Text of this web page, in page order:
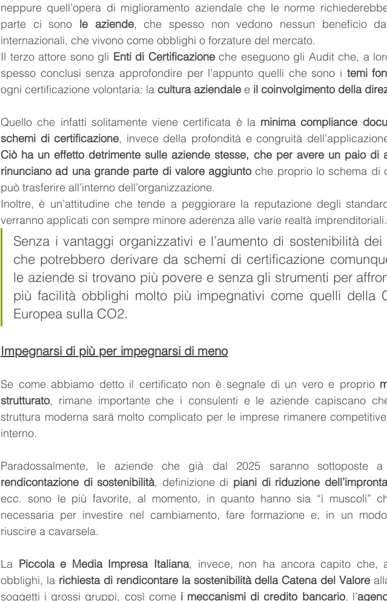
neppure quell’opera di miglioramento aziendale che le norme
parte ci sono le aziende, che spesso non vedono nessun beneficio
internazionali, che vivono come obblighi o forzature del mercato.
Il terzo attore sono gli Enti di Certificazione che eseguono gli Audit che, a
spesso conclusi senza approfondire per l’appunto quelli che sono i temi
ogni certificazione volontaria: la cultura aziendale e il coinvolgimento della
Quello che infatti solitamente viene certificata è la minima compliance
schemi di certificazione
Ciò ha un effetto detrimente sulle aziende stesse, che per avere un paio di
rinunciano ad una grande parte di valore aggiunto che proprio lo schema di
può trasferire all’interno dell’organizzazione.
Inoltre, è un’attitudine che tende a peggiorare la reputazione degli
verranno applicati con sempre minore aderenza alle varie realtà imprenditoriali.
Senza i vantaggi organizzativi e l’aumento di sostenibilità
che potrebbero derivare da schemi di certificazione
le aziende si trovano più povere e senza gli strumenti per
più facilità obblighi molto più impegnativi come quelli della
Europea sulla CO2.
Impegnarsi di più per impegnarsi di meno
Se come abbiamo detto il certificato non è segnale di un vero e proprio
strutturato, rimane importante che i consulenti e le aziende capiscano
struttura moderna sarà molto complicato per le imprese rimanere
interno.
rendicontazione di sostenibilità, definizione di piani di riduzione
ecc. sono le più favorite, al momento, in quanto hanno sia “i muscoli”
necessaria per investire nel cambiamento, fare formazione e, in un
riuscire a cavarsela.
La Piccola e Media Impresa Italiana, invece, non ha ancora capito che,
obblighi, la richiesta di rendicontare la sostenibilità della Catena del Valore
soggetti i grossi gruppi, così come i meccanismi di credito bancario, l’